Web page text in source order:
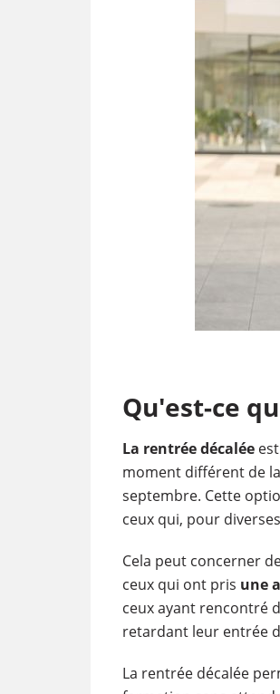
Qu'est-ce
La rentrée décaléeest
moment différent de
septembre. Cette
ceux qui, pour
Cela peut concerner
ceux qui ont pris une
ceux ayant rencontré
retardant leur entrée
La rentrée décalée